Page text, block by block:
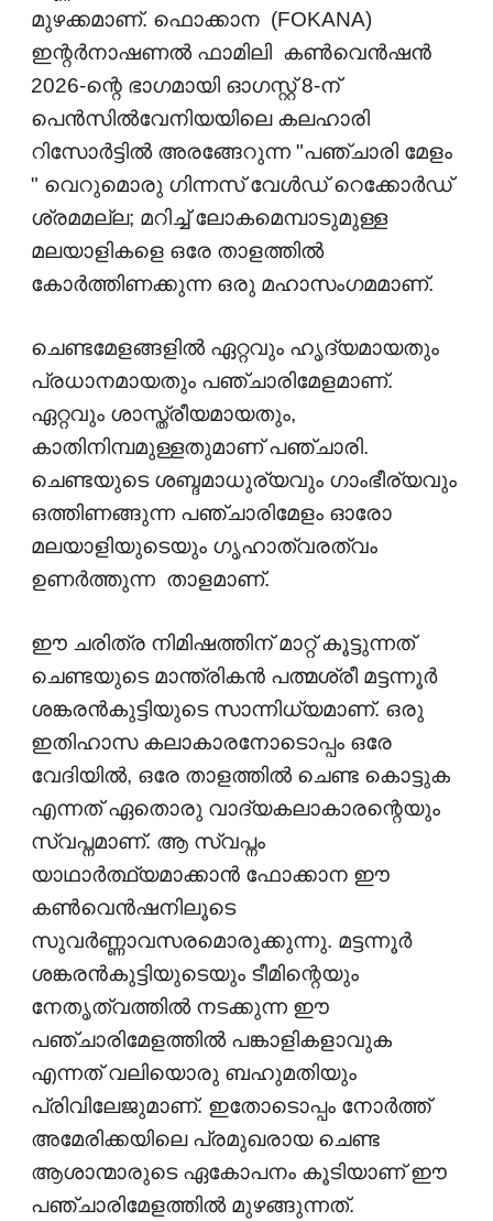
മുഴക്കമാണ്. ഫൊക്കാന (FOKANA)
ഇന്റർനാഷണൽ ഫാമിലി കൺവെൻഷൻ
2026-ന്റെ ഭാഗമായി ഓഗസ്റ്റ് 8-ന്
പെൻസിൽവേനിയയിലെ കലഹാരി
റിസോർട്ടിൽ അരങ്ങേറുന്ന "പഞ്ചാരി മേളം
" വെറുമൊരു ഗിന്നസ് വേൾഡ് റെക്കോർഡ്
ശ്രമമല്ല; മറിച്ച് ലോകമെമ്പാടുമുള്ള
മലയാളികളെ ഒരേ താളത്തിൽ
കോർത്തിണക്കുന്ന ഒരു മഹാസംഗമമാണ്.
ചെണ്ടമേളങ്ങളില്‍ ഏറ്റവും ഹൃദ്യമായതും
പ്രധാനമായതും പഞ്ചാരിമേളമാണ്.
ഏറ്റവും ശാസ്ത്രീയമായതും,
കാതിനിമ്പമുള്ളതുമാണ് പഞ്ചാരി.
ചെണ്ടയുടെ ശബ്ദമാധുര്യവും ഗാംഭീര്യവും
ഒത്തിണങ്ങുന്ന പഞ്ചാരിമേളം ഓരോ
മലയാളിയുടെയും ഗൃഹാത്വരത്വം
ഉണർത്തുന്ന താളമാണ്.
ഈ ചരിത്ര നിമിഷത്തിന് മാറ്റ് കൂട്ടുന്നത്
ചെണ്ടയുടെ മാന്ത്രികൻ പത്മശ്രീ മട്ടന്നൂർ
ശങ്കരൻകുട്ടിയുടെ സാന്നിധ്യമാണ്. ഒരു
ഇതിഹാസ കലാകാരനോടൊപ്പം ഒരേ
വേദിയിൽ, ഒരേ താളത്തിൽ ചെണ്ട കൊട്ടുക
എന്നത് ഏതൊരു വാദ്യകലാകാരന്റെയും
സ്വപ്നമാണ്. ആ സ്വപ്നം
യാഥാർത്ഥ്യമാക്കാൻ ഫോക്കാന ഈ
കൺവെൻഷനിലൂടെ
സുവർണ്ണാവസരമൊരുക്കുന്നു. മട്ടന്നൂർ
ശങ്കരൻകുട്ടിയുടെയും ടീമിന്റെയും
നേതൃത്വത്തിൽ നടക്കുന്ന ഈ
പഞ്ചാരിമേളത്തിൽ പങ്കാളികളാവുക
എന്നത് വലിയൊരു ബഹുമതിയും
പ്രിവിലേജുമാണ്. ഇതോടൊപ്പം നോർത്ത്
അമേരിക്കയിലെ പ്രമുഖരായ ചെണ്ട
ആശാന്മാരുടെ ഏകോപനം കൂടിയാണ് ഈ
പഞ്ചാരിമേളത്തിൽ മുഴങ്ങുന്നത്.